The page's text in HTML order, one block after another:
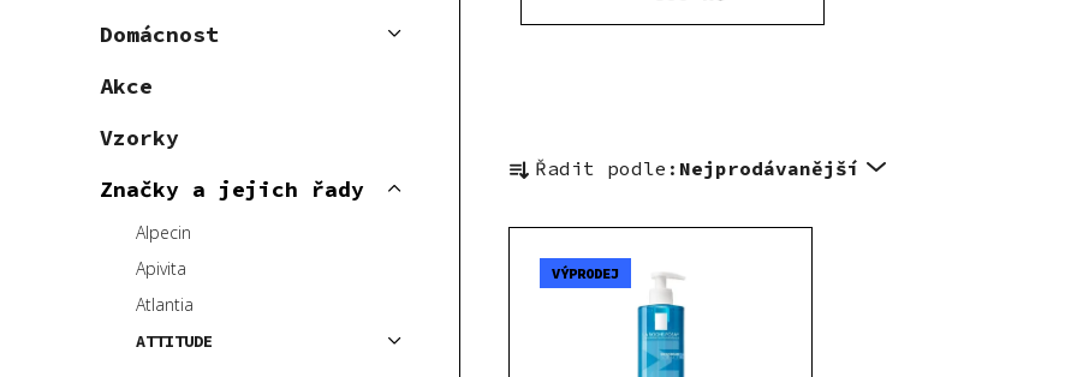
Domácnost
Akce
Vzorky
Značky a jejich řady
Alpecin
Apivita
Atlantia
ATTITUDE
a Řadit podle: Nejprodávanější
V
VÝPRODEJ